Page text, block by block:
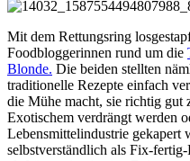
Mit dem Rettungsring
Foodbloggerinnen rund um die
Blonde. Die beiden stellten
traditionelle Rezepte einfach
die Mühe macht, sie richtig gut
Exotischem verdrängt werden
Lebensmittelindustrie gekapert
selbstverständlich als Fix-